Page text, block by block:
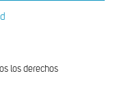
los derechos